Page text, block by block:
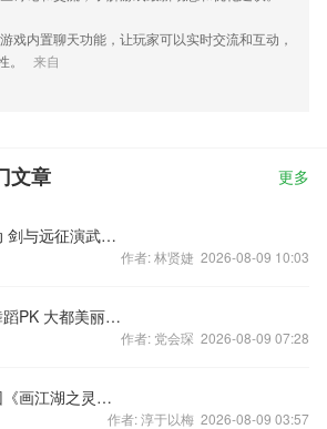
游戏内置聊天功能，让玩家可以实时交流和互动，
。
来自
文章 更多
剑与远征演武试炼活动 剑与远征演武攻略
作者: 林贤婕 2026-08-09 10:03
《成吉思汗手机版》舞蹈PK 大都美丽会玩法
作者: 党会琛 2026-08-09 07:28
灵主现世揭晓重重谜团《画江湖之灵主》手游今日正式曝光
作者: 淳于以梅 2026-08-09 03:57